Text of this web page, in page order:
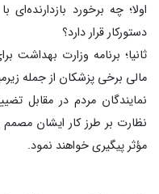
اولا؛ چه برخورد
دستورکار قرار دارد؟
ثانیا؛ برنامه وزارت
مالی برخی پزشکان از جمله
نمایندگان مردم در مقابل
نظارت بر طرز کار ایشان
مؤثر پیگیری خواهند نمود.